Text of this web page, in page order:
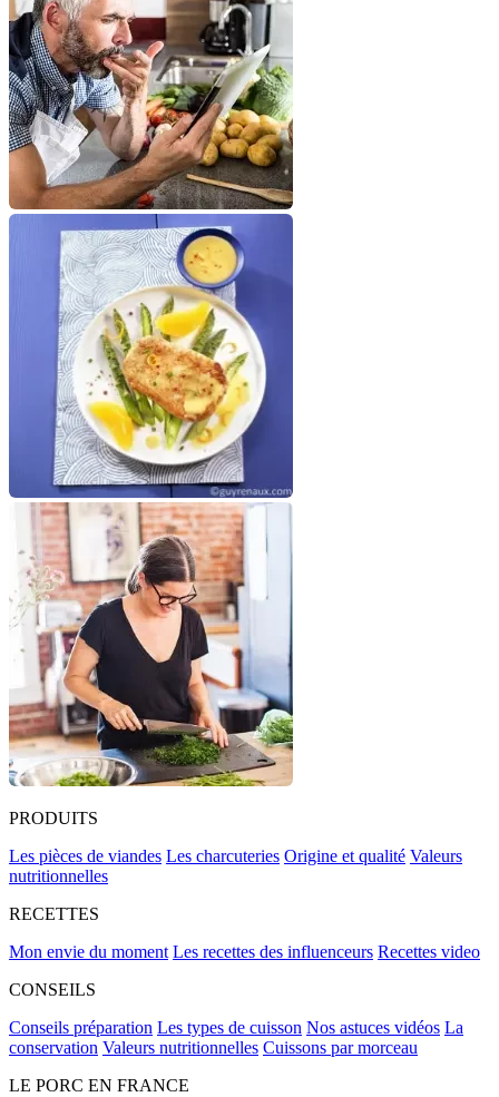
PRODUITS
Les pièces de viandes Les charcuteries Origine et qualité Valeurs
nutritionnelles
RECETTES
Mon envie du moment Les recettes des influenceurs Recettes video
CONSEILS
Conseils préparation Les types de cuisson Nos astuces vidéos La
conservation Valeurs nutritionnelles Cuissons par morceau
LE PORC EN FRANCE